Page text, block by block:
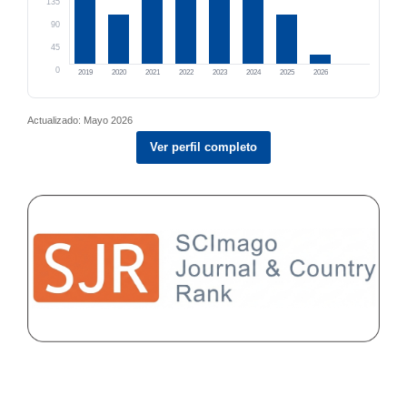
90
45
0 2019 2020 2021 2022 2023 2024 2025 2026
Actualizado: Mayo 2026
Ver perfil completo